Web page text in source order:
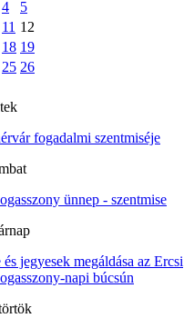
4
5
11 12
18 19
25 26
fogadalmi szentmiséje
ünnep - szentmise
és jegyesek megáldása az Ercsi
napi búcsún